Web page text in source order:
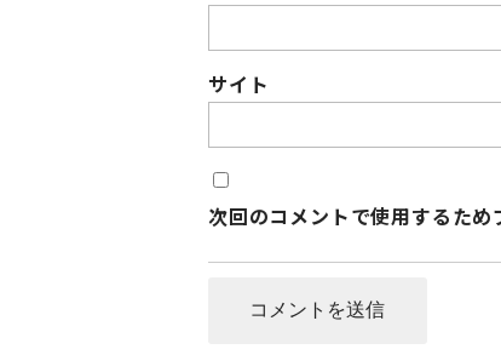
サイト
次回のコメントで使用するた